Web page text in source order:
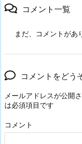
コメント一覧
まだ、コメントがあ
コメントをどう
メールアドレスが公開
は必須項目です
コメント